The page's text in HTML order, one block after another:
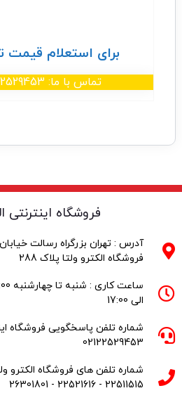
برای استعلام قیمت
تماس با ما: 02122529453
فروشگاه اینترنتی
آدرس : تهران بزرگراه رسالت
فروشگاه الکترو ولتا پلاک 288
الی 17:00
شماره تلفن پاسخگویی فروشگاه
02122529453
22511515 - 22521616 - 26301801